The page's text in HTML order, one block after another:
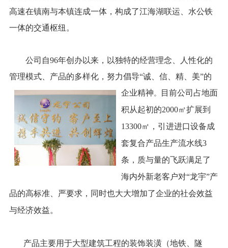
高速在镇南与本镇连成一体，构成了江海湖联运、水公铁
一体的交通枢纽。
公司自96年创办以来，以独特的经营理念、人性化的
管理模式、产品的多样化，努力倡导“诚、信、精、美”的
企业精神。
目前公司占地面
积从起初的2000㎡扩展到
13300㎡，引进进口设备成
套复合产品生产流水线3
条，质与量的飞跃满足了
海内外新老客户对“龙宇”产
品的高标准、严要求，同时也大大增加了企业的社会效益
与经济效益。
产品主要用于大型建筑工程的装饰装潢（地铁、隧